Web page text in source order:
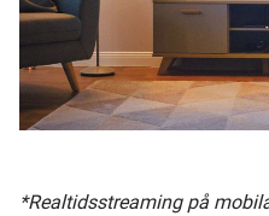
*Realtidsstreaming på